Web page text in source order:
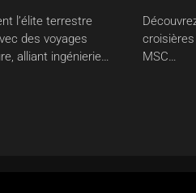
l’élite terrestre
des voyages
alliant ingénierie…
MSC…